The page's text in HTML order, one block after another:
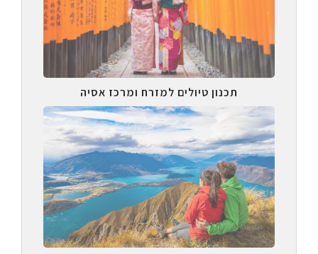
תכנון טיולים למזרח ומרכז אסיה